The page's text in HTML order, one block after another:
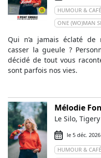
HUMOUR &
ONE (WO)MAN
Qui n’a jamais éclaté
casser la gueule ?
décidé de tout vous
sont parfois nos vies.
Mélodie
Le Silo,
le 5 déc. 2026
HUMOUR &